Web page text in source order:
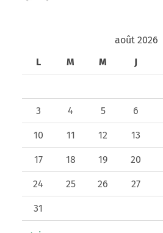
août 2026
L
M M J
3 4 5 6
10 11 12 13
17 18 19 20
24 25 26 27
31